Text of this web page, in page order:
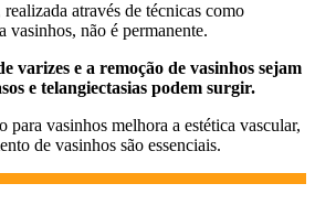
através de técnicas como
vasinhos, não é permanente.
varizes e a remoção de vasinhos sejam
e telangiectasias podem surgir.
para vasinhos melhora a estética vascular,
de vasinhos são essenciais.